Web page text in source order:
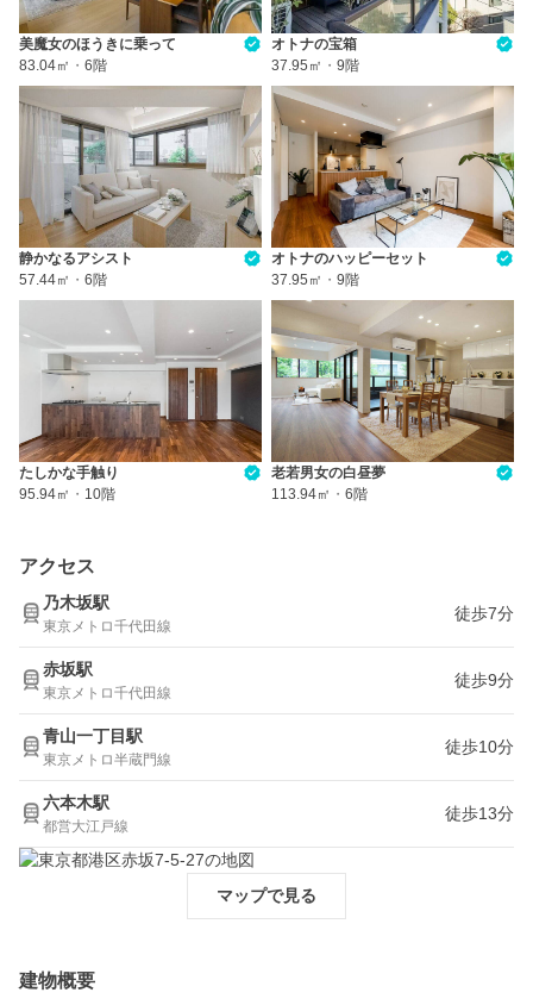
美魔女のほうきに乗って
83.04㎡ ・ 6階
オトナの宝箱
37.95㎡ ・ 9階
静かなるアシスト
57.44㎡ ・ 6階
オトナのハッピーセット
37.95㎡ ・ 9階
たしかな手触り
95.94㎡ ・ 10階
老若男女の白昼夢
113.94㎡ ・ 6階
アクセス
乃木坂駅
東京メトロ千代田線
徒歩7分
赤坂駅
東京メトロ千代田線
徒歩9分
青山一丁目駅
東京メトロ半蔵門線
徒歩10分
六本木駅
都営大江戸線
徒歩13分
マップで見る
建物概要